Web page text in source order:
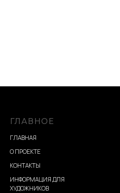
ГЛАВНОЕ
ГЛАВНАЯ
О ПРОЕКТЕ
КОНТАКТЫ
ИНФОРМАЦИЯ ДЛЯ
ХУДОЖНИКОВ